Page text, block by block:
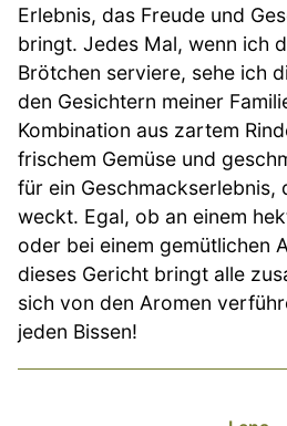
Erlebnis, das Freude und
bringt. Jedes Mal, wenn ich
Brötchen serviere, sehe ich
den Gesichtern meiner
Kombination aus zartem
frischem Gemüse und
für ein Geschmackserlebnis,
weckt. Egal, ob an einem
oder bei einem gemütlichen
dieses Gericht bringt alle
sich von den Aromen
jeden Bissen!